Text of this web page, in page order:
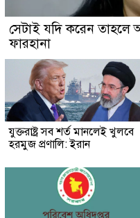
সেটাই যদি করেন
ফারহানা
যুক্তরাষ্ট্র সব শর্ত মানলেই খুলবে
হরমুজ প্রণালি: ইরান